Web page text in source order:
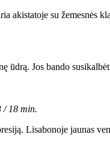
akistatoje su žemesnės
Jos bando
/ 18 min.
Lisabonoje jaunas